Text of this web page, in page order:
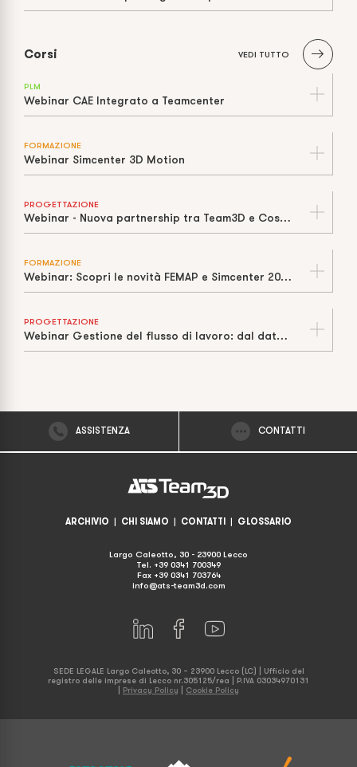
Corsi VEDI TUTTO
PLM
Webinar CAE Integrato a Teamcenter
FORMAZIONE
Webinar Simcenter 3D Motion
PROGETTAZIONE
Webinar - Nuova partnership tra Team3D e Cosmos Italia
FORMAZIONE
Webinar: Scopri le novità FEMAP e Simcenter 2021 con Cosmos Italia
PROGETTAZIONE
Webinar Gestione del flusso di lavoro: dal dato CAD all’officina
ASSISTENZA CONTATTI
ARCHIVIO | CHI SIAMO | CONTATTI | GLOSSARIO
Largo Caleotto, 30 - 23900 Lecco
Tel. +39 0341 700349
Fax +39 0341 703764
info@ats-team3d.com
SEDE LEGALE Largo Caleotto, 30 – 23900 Lecco (LC) | Ufficio del
registro delle imprese di Lecco nr.305125/rea | P.IVA 03034970131
Privacy Policy Cookie Policy